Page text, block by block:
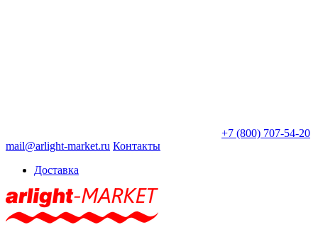
+7 (800) 707-54-20
mail@arlight-market.ru Контакты
Доставка